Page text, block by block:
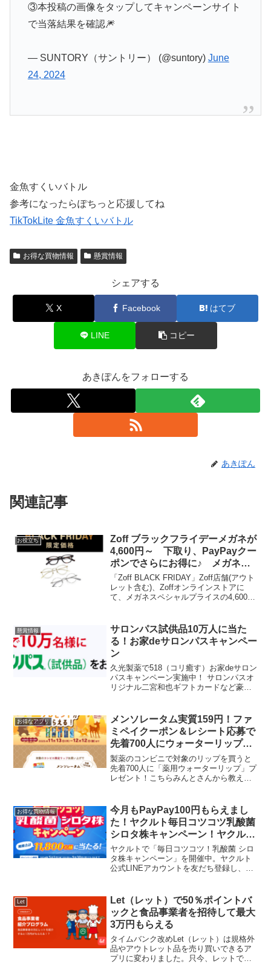
③本投稿の画像をタップしてキャンペーンサイト
で当落結果を確認🎆
— SUNTORY（サントリー） (@suntory) June
24, 2024
金魚すくいバトル
参考になったらぽちっと応援してね
TikTokLite 金魚すくいバトル
お得な買物情報 懸賞情報
シェアする
X Facebook はてブ
LINE コピー
あきぽんをフォローする
あきぽん
関連記事
お役立ち
Zoff ブラックフライデーメガネが
4,600円～ 下取り、PayPayクー
ポンでさらにお得に♪ メガネ券
福袋6600円で予約販売中
「Zoff BLACK FRIDAY」Zoff店舗(アウト
レット含む)、Zoffオンラインストアに
て、メガネスペシャルプライスの4,600
オンラインス...
懸賞情報
サロンパス試供品10万人に当た
る！お家deサロンパスキャンペー
ン
久光製薬で518（コリ癒す）お家deサロン
パスキャンペーン実施中！ サロンパスオ
リジナル二宮和也ギフトカードなど豪華
人に当たります。 A賞「サロンパス®オ
リジナル...
お得なアプリ
メンソレータム実質159円！ファ
ミペイクーポン＆レシート応募で
先着700人にウォーターリップ1
個もらえる★
製薬のコンビニで対象のリップを買うと
先着700人に「薬用ウォーターリップ」プ
レゼント！こちらみんとさんから教えて
先着で1個もらえます。対象商品はこちら
▼・メンソレータム...
お得な買物情報
今月もPayPay100円もらえまし
た！ヤクルト毎日コツコツ乳酸菌
シロタ株キャンペーン！ヤクルト
購入で毎月2000名に必ずPayPay
ポイント100ptもらえる
ヤクルトで「毎日コツコツ！乳酸菌 シロ
タ株キャンペーン」を開催中。ヤクルト
公式LINEアカウントを友だち登録し、対
で賞品に応募できます。今月も1日になっ
たのでポイン...
Let
Let（レット）で50％ポイントバ
ックと食品事業者を招待して最大
3万円もらえる
タイムバンク改めLet（レット）は規格外
品やアウトレット品を売り買いできるア
プリに変わりました。只今、レットで対